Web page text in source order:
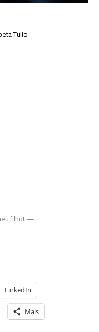
Tulio
filho! —
LinkedIn
Mais